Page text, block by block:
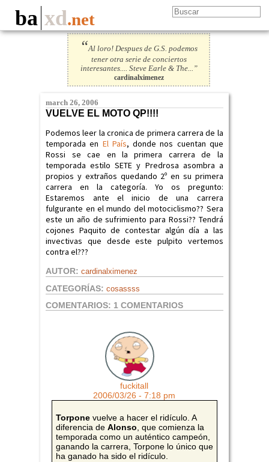
ba xd.net
“Al loro! Despues de G.S. podemos
tener otra serie de conciertos
interesantes.... Steve Earle & The...”
cardinalximenez
march 26, 2006
VUELVE EL MOTO QP!!!!
Podemos leer la cronica de primera carrera de la
temporada en El País, donde nos cuentan que
Rossi se cae en la primera carrera de la
temporada estilo SETE y Predrosa asombra a
propios y extraños quedando 2º en su primera
carrera en la categoría. Yo os pregunto:
Estaremos ante el inicio de una carrera
fulgurante en el mundo del motociclismo?? Sera
este un año de sufrimiento para Rossi?? Tendrá
cojones Paquito de contestar algún día a las
invectivas que desde este pulpito vertemos
contra el???
AUTOR: cardinalximenez
CATEGORÍAS: cosassss
COMENTARIOS: 1 COMENTARIOS
fuckitall
2006/03/26 - 7:18 pm
Torponevuelve a hacer el ridículo. A
diferencia de Alonso , que comienza la
temporada como un auténtico campeón,
ganando la carrera, Torpone lo único que
ha ganado ha sido el ridículo.